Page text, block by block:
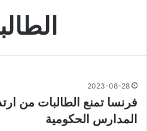
2023-08-28
فرنسا تمنع الطالبات من
المدارس الحكومية